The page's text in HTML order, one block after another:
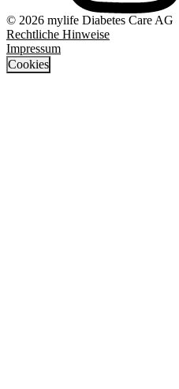
© 2026 mylife Diabetes Care AG
Rechtliche Hinweise
Impressum
Cookies